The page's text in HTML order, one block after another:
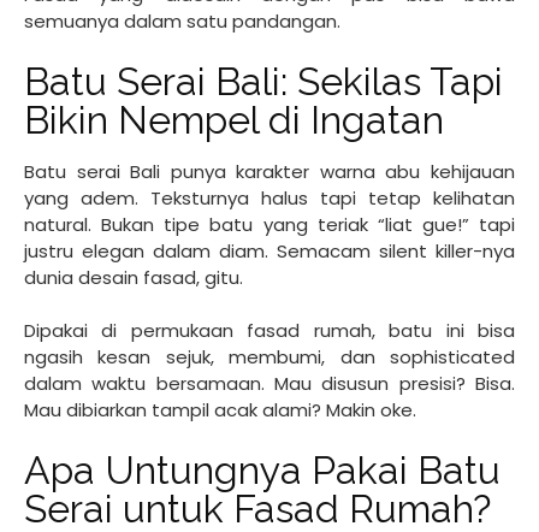
semuanya dalam satu pandangan.
Batu Serai Bali: Sekilas Tapi
Bikin Nempel di Ingatan
Batu serai Bali punya karakter warna abu kehijauan
yang adem. Teksturnya halus tapi tetap kelihatan
natural. Bukan tipe batu yang teriak “liat gue!” tapi
justru elegan dalam diam. Semacam silent killer-nya
dunia desain fasad, gitu.
Dipakai di permukaan fasad rumah, batu ini bisa
ngasih kesan sejuk, membumi, dan sophisticated
dalam waktu bersamaan. Mau disusun presisi? Bisa.
Mau dibiarkan tampil acak alami? Makin oke.
Apa Untungnya Pakai Batu
Serai untuk Fasad Rumah?